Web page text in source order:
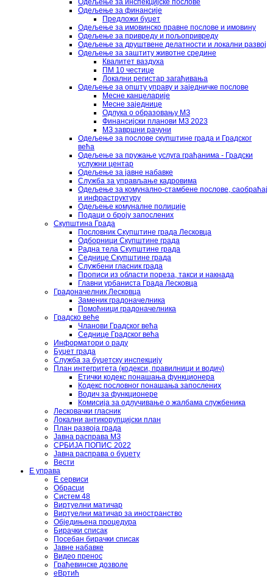
Одељење за инспекцијске послове
Одељење за финансије
Предложи буџет
Одељење за имовинско правне послове и имовину
Одељење за привреду и пољопривреду
Одељење за друштвене делатности и локални развој
Одељење за заштиту животне средине
Квалитет ваздуха
ПМ 10 честице
Локални регистар загађивања
Одељење за општу управу и заједничке послове
Месне канцеларије
Месне заједнице
Одлука о образовању МЗ
Финансијски планови МЗ 2023
МЗ завршни рачуни
Одељење за послове скупштине града и Градског
већа
Одељење за пружање услуга грађанима - Градски
услужни центар
Одељење за јавне набавке
Служба за управљање кадровима
Одељење за комунално-стамбене послове, саобраћај
и инфраструктуру
Одељење комуналне полиције
Подаци о броју запослених
Скупштина Града
Пословник Скупштине града Лесковца
Одборници Скупштине града
Радна тела Скупштине града
Седнице Скупштине града
Службени гласник града
Прописи из области пореза, такси и накнада
Главни урбаниста Града Лесковца
Градоначелник Лесковца
Заменик градоначелника
Помоћници градоначелника
Градско веће
Чланови Градског већа
Седнице Градског већа
Информатори о раду
Буџет града
Служба за буџетску инспекцију
План интегритета (кодекси, правилници и водич)
Етички кодекс понашања функционера
Кодекс пословног понашања запослених
Водич за функционере
Комисија за одлучивање о жалбама службеника
Лесковачки гласник
Локални антикорупцијски план
План развоја града
Јавна расправа МЗ
СРБИЈА ПОПИС 2022
Јавна расправа о буџету
Вести
Е управа
Е сервиси
Обрасци
Систем 48
Виртуелни матичар
Виртуелни матичар за иностранство
Обједињена процедура
Бирачки списак
Посебан бирачки списак
Јавне набавке
Видео пренос
Грађевинске дозволе
еВртић